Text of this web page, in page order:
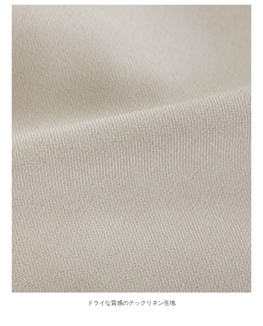
ドライな質感のテックリネン生地